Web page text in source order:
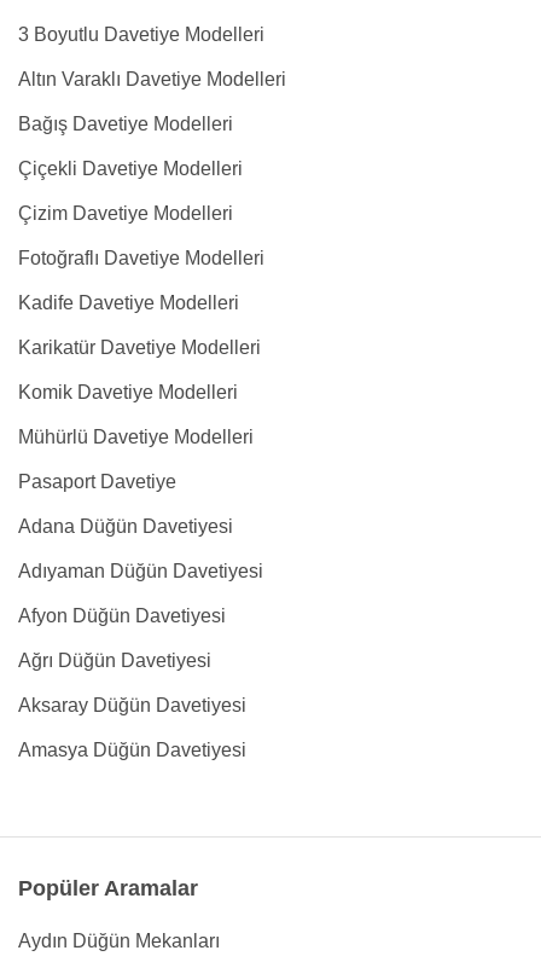
3 Boyutlu Davetiye Modelleri
Altın Varaklı Davetiye Modelleri
Bağış Davetiye Modelleri
Çiçekli Davetiye Modelleri
Çizim Davetiye Modelleri
Fotoğraflı Davetiye Modelleri
Kadife Davetiye Modelleri
Karikatür Davetiye Modelleri
Komik Davetiye Modelleri
Mühürlü Davetiye Modelleri
Pasaport Davetiye
Adana Düğün Davetiyesi
Adıyaman Düğün Davetiyesi
Afyon Düğün Davetiyesi
Ağrı Düğün Davetiyesi
Aksaray Düğün Davetiyesi
Amasya Düğün Davetiyesi
Popüler Aramalar
Aydın Düğün Mekanları